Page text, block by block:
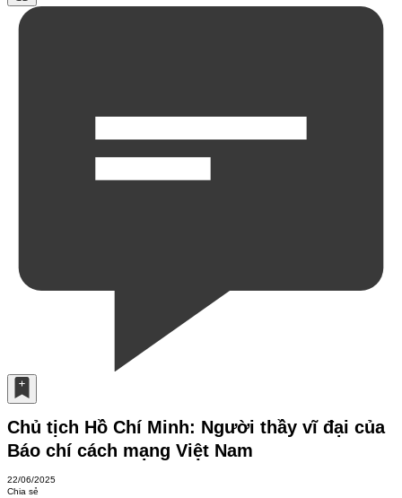
Chủ tịch Hồ Chí Minh: Người thầy vĩ đại của
Báo chí cách mạng Việt Nam
22/06/2025
Chia sẻ